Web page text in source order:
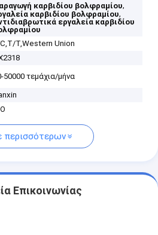
καρβιδίου βολφραμίου,
καρβιδίου βολφραμίου,
εργαλεία καρβιδίου
T,Western Union
50000 τεμάχια/μήνα
περισσότερων
Επικοινωνίας